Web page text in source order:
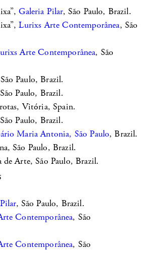
Galeria Pilar, São Paulo, Brazil.
Lurixs Arte Contemporânea, São
Arte Contemporânea, São
Paulo, Brazil.
Paulo, Brazil.
Vitória, Spain.
Paulo, Brazil.
Maria Antonia, São Paulo, Brazil.
São Paulo, Brazil.
Arte, São Paulo, Brazil.
, São Paulo, Brazil.
Contemporânea, São
Contemporânea, São